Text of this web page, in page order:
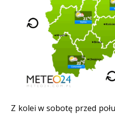
Z kolei w sobotę przed